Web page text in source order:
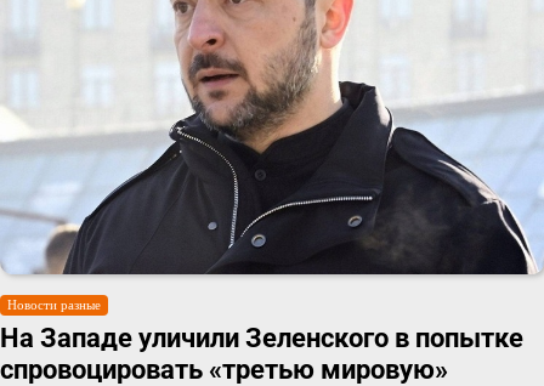
Новости разные
На Западе уличили Зеленского в попытке
спровоцировать «третью мировую»